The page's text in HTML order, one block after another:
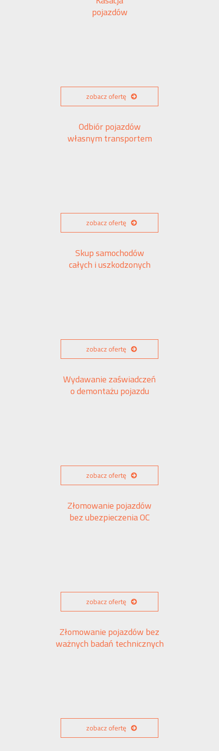
pojazdów
zobacz ofertę
Odbiór pojazdów
własnym transportem
zobacz ofertę
Skup samochodów
całych i uszkodzonych
zobacz ofertę
Wydawanie zaświadczeń
o demontażu pojazdu
zobacz ofertę
Złomowanie pojazdów
bez ubezpieczenia OC
zobacz ofertę
Złomowanie pojazdów bez
ważnych badań technicznych
zobacz ofertę